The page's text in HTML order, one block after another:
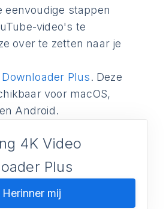
eenvoudige stappen
video's te
over te zetten naar je
Downloader Plus. Deze
voor macOS,
Android.
4K Video
Plus
Herinner mij